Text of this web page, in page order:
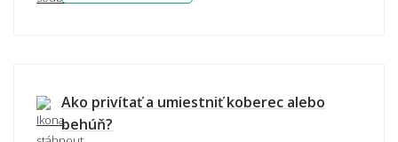
Ako privítať a umiestniť koberec alebo
behúň?